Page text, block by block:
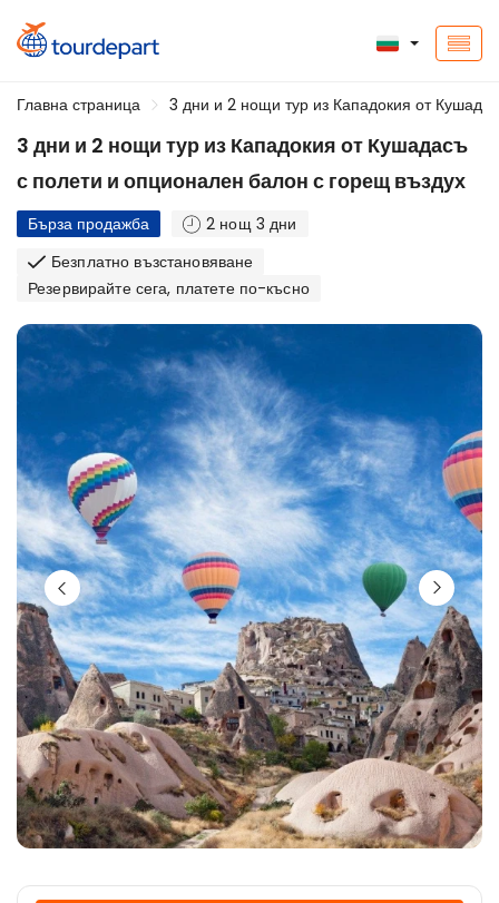
Главна страница 3 дни и 2 нощи тур из Кападокия от
3 дни и 2 нощи тур из Кападокия от Кушадасъ
с полети и опционален балон с горещ въздух
Бърза продажба
2 нощ 3 дни
Безплатно възстановяване
Резервирайте сега, платете по-късно